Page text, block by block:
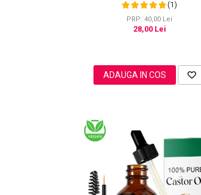
(1)
PRP: 40,00 Lei
28,00 Lei
ADAUGA IN COS